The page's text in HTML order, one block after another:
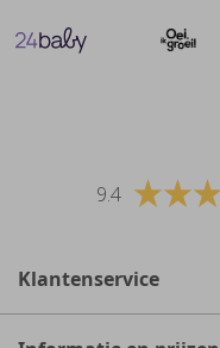
9.4
Klantenservice